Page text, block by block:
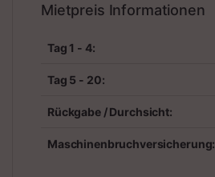
Mietpreis Informationen
Tag 1 - 4:
Tag 5 - 20:
Rückgabe / Durchsicht:
Maschinenbruchversicherung: